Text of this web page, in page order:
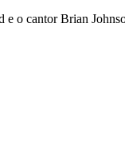
o cantor Brian